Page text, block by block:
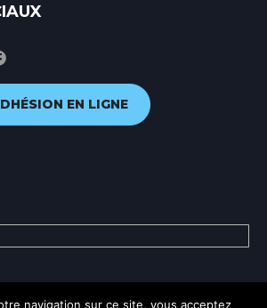
EN LIGNE
navigation sur ce site, vous acceptez